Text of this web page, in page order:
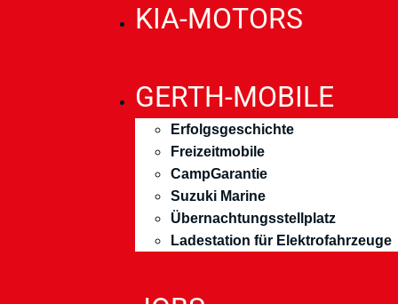
KIA-MOTORS
GERTH-MOBILE
Erfolgsgeschichte
Freizeitmobile
CampGarantie
Suzuki Marine
Übernachtungsstellplatz
Ladestation für Elektrofahrzeuge